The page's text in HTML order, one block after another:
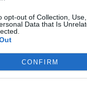
opt-out of Collection,
Data that Is
CONFIRM
αναφέρουν πως
Στο σημείο